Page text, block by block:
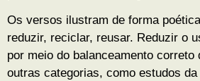
Os versos ilustram de forma
reduzir, reciclar, reusar. Reduzir o
por meio do balanceamento
outras categorias, como estudos